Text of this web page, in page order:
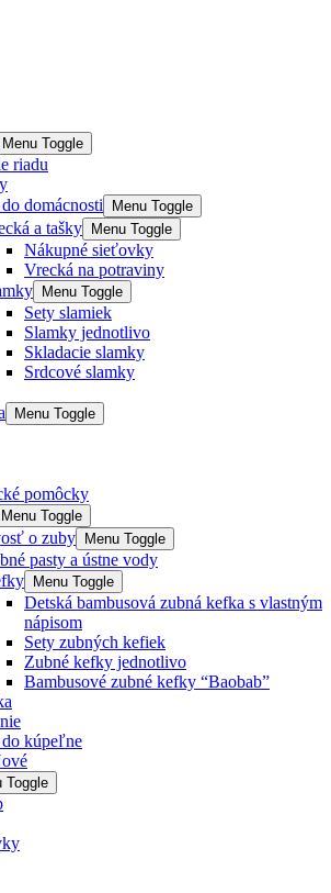
Menu Toggle
riadu
domácnosti
Menu Toggle
a tašky Menu Toggle
Nákupné sieťovky
Vrecká na potraviny
Menu Toggle
Sety slamiek
Slamky jednotlivo
Skladacie slamky
Srdcové slamky
Menu Toggle
pomôcky
Menu Toggle
o zuby Menu Toggle
pasty a ústne vody
Menu Toggle
Detská bambusová zubná kefka s vlastným
nápisom
Sety zubných kefiek
Zubné kefky jednotlivo
Bambusové zubné kefky “Baobab”
kúpeľne
Toggle